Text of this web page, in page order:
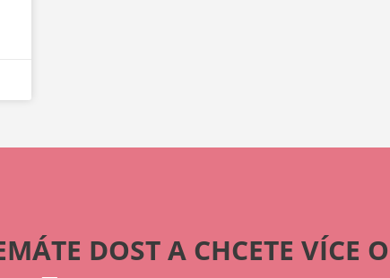
DOST A CHCETE VÍCE